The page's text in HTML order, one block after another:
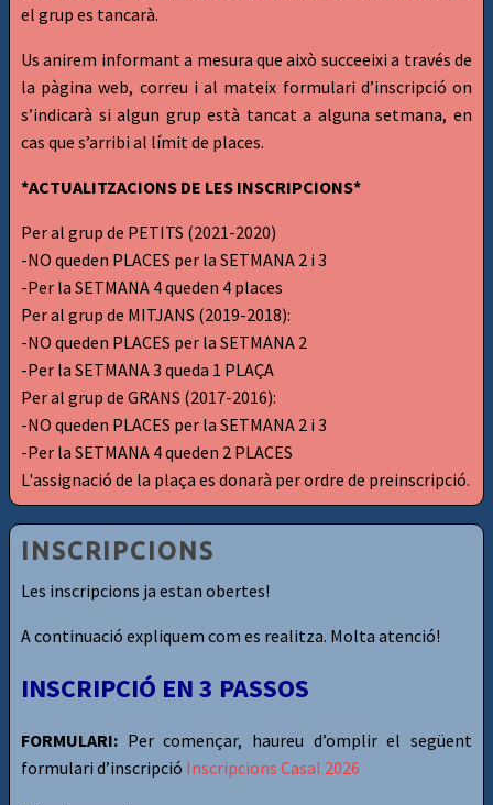
el grup es tancarà.
Us anirem informant a mesura que això succeeixi a través de
la pàgina web, correu i al mateix formulari d’inscripció on
s’indicarà si algun grup està tancat a alguna setmana, en
cas que s’arribi al límit de places.
*ACTUALITZACIONS DE LES INSCRIPCIONS*
Per al grup de PETITS (2021-2020)
-NO queden PLACES per la SETMANA 2 i 3
-Per la SETMANA 4 queden 4 places
Per al grup de MITJANS (2019-2018):
-NO queden PLACES per la SETMANA 2
-Per la SETMANA 3 queda 1 PLAÇA
Per al grup de GRANS (2017-2016):
-NO queden PLACES per la SETMANA 2 i 3
-Per la SETMANA 4 queden 2 PLACES
L'assignació de la plaça es donarà per ordre de preinscripció.
INSCRIPCIONS
Les inscripcions ja estan obertes!
A continuació expliquem com es realitza. Molta atenció!
INSCRIPCIÓ EN 3 PASSOS
FORMULARI: Per començar, haureu d’omplir el següent
formulari d’inscripció Inscripcions Casal 2026